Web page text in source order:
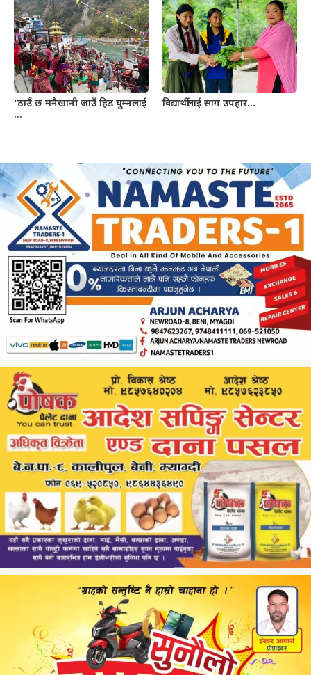
‘ठाउँ छ मनैखानी जाउँ हिड घुम्नलाई
…
विद्यार्थीलाई साग उपहार…